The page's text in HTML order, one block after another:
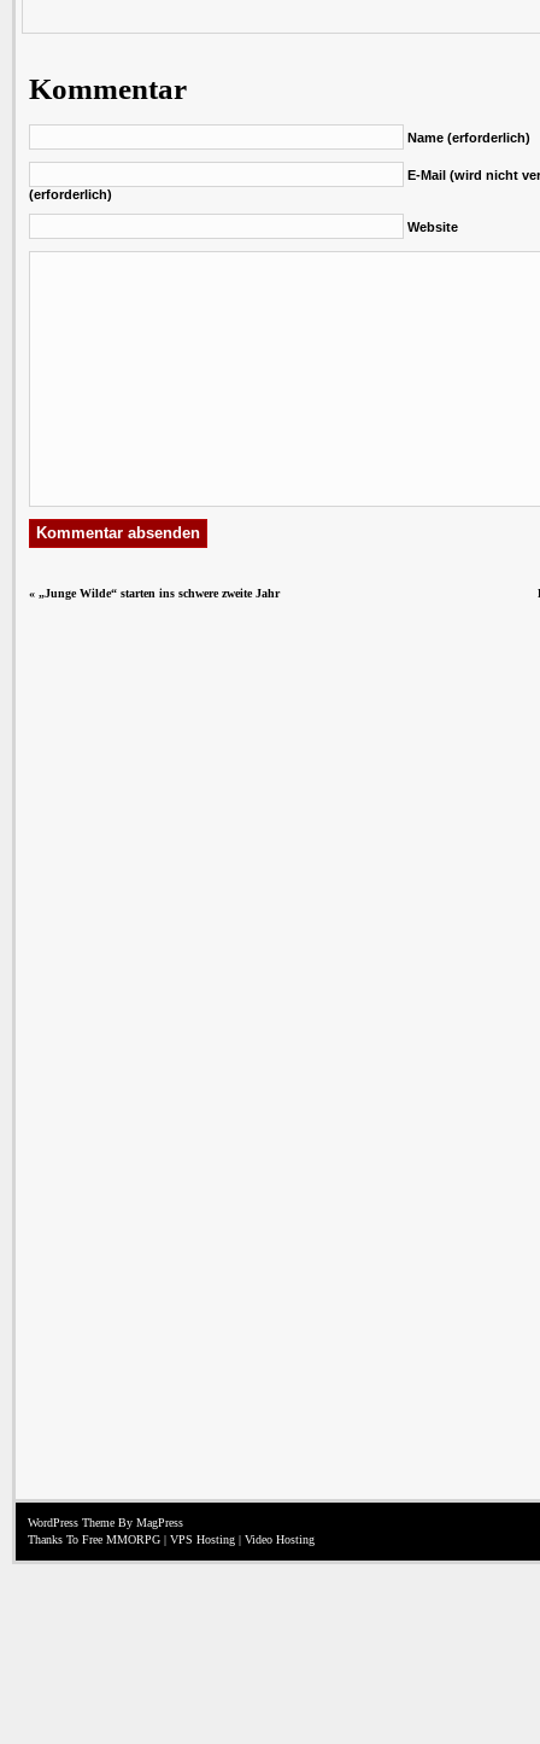
Kommentar
Name (erforderlich)
E-Mail (wird nicht
(erforderlich)
Website
« „Junge Wilde“ starten ins schwere zweite Jahr
WordPress Theme By MagPress
Thanks To Free MMORPG | VPS Hosting | Video Hosting